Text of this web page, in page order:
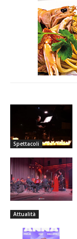
Spettacoli
Attualità